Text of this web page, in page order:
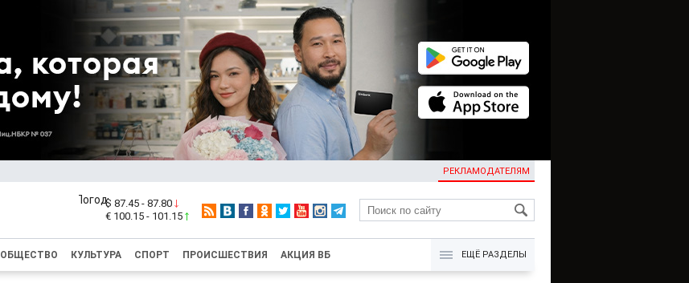
РЕКЛАМОДАТЕЛЯМ
KG
$ 87.45 - 87.80
€ 100.15 - 101.15
ОБЩЕСТВО КУЛЬТУРА СПОРТ ПРОИСШЕСТВИЯ АКЦИЯ ВБ ЕЩЁ РАЗДЕЛЫ